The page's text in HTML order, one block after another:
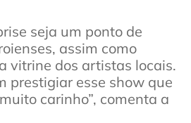
seja um ponto de
assim como
vitrine dos artistas locais.
prestigiar esse show que
carinho”, comenta a